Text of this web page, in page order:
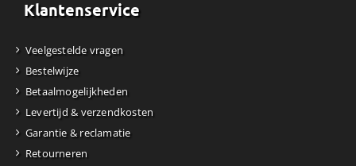
Klantenservice
Veelgestelde vragen
Bestelwijze
Betaalmogelijkheden
Levertijd & verzendkosten
Garantie & reclamatie
Retourneren